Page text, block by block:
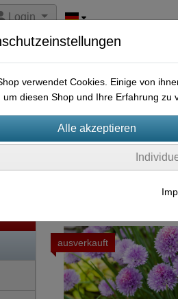
Login
ausverkauft
verwendet Cookies. Einige von
um diesen Shop und Ihre Erfahrung zu